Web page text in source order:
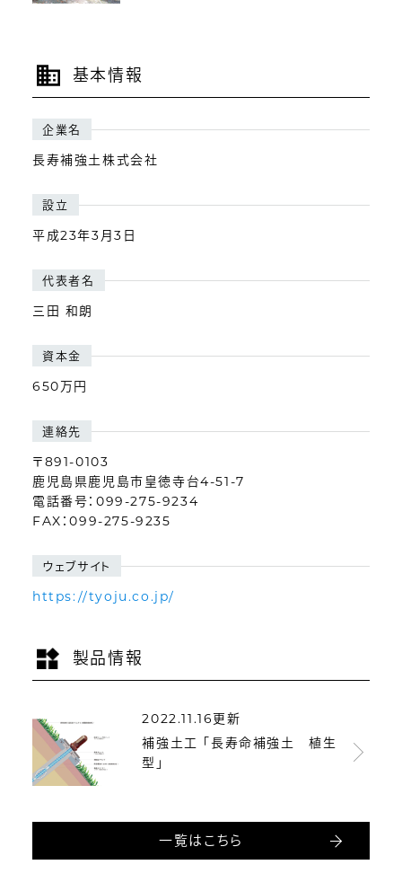
基本情報
企業名
長寿補強土株式会社
設立
平成23年3月3日
代表者名
三田 和朗
資本金
650万円
連絡先
〒891-0103
鹿児島県鹿児島市皇徳寺台4-51-7
電話番号：099-275-9234
FAX：099-275-9235
ウェブサイト
https://tyoju.co.jp/
製品情報
2022.11.16更新
補強土工 「長寿命補強土 植生
型」
一覧はこちら